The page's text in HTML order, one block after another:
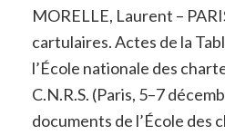
MORELLE, Laurent –
cartulaires. Actes de la
l’École nationale des
C.N.R.S. (Paris, 5–7
documents de l’École des